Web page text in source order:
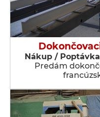
Nákup /
Predám